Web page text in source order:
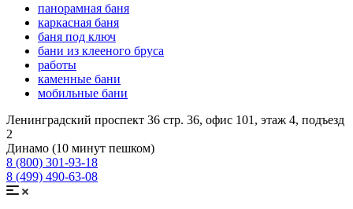
панорамная баня
каркасная баня
баня под ключ
бани из клееного бруса
работы
каменные бани
мобильные бани
Ленинградский проспект 36 стр. 36, офис 101, этаж 4, подъезд
2
Динамо (10 минут пешком)
8 (800) 301-93-18
8 (499) 490-63-08